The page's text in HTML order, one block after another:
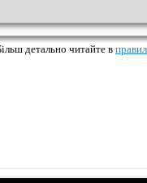
детально читайте в